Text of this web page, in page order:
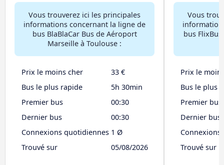
Vous trouverez ici les principales
informations concernant la ligne de
bus BlaBlaCar Bus de Aéroport
Marseille à Toulouse :
Prix le moins cher
33 €
Bus le plus rapide
5h 30min
Premier bus
00:30
Dernier bus
00:30
Connexions quotidiennes 1 Ø
Trouvé sur
05/08/2026
Vous
bus
Prix le
Bus le plus
Premier bus
Dernier bus
Trouvé sur